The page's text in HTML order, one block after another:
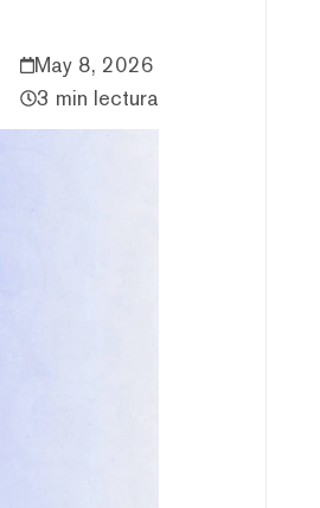
May 8, 2026
3 min lectura